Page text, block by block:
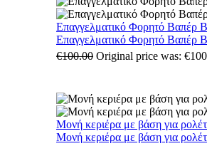
Επαγγελματικό Φορητό
Επαγγελματικό Φορητό
€100.00 Original price was:
Μονή κεριέρα με βάση για
Μονή κεριέρα με βάση για